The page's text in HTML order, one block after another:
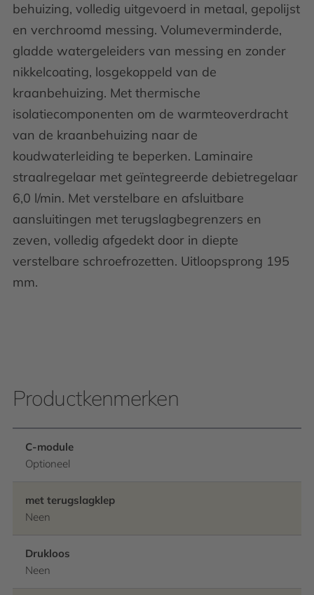
behuizing, volledig uitgevoerd in metaal, gepolijst
en verchroomd messing. Volumeverminderde,
gladde watergeleiders van messing en zonder
nikkelcoating, losgekoppeld van de
kraanbehuizing. Met thermische
isolatiecomponenten om de warmteoverdracht
van de kraanbehuizing naar de
koudwaterleiding te beperken. Laminaire
straalregelaar met geïntegreerde debietregelaar
6,0 l/min. Met verstelbare en afsluitbare
aansluitingen met terugslagbegrenzers en
zeven, volledig afgedekt door in diepte
verstelbare schroefrozetten. Uitloopsprong 195
mm.
Productkenmerken
C-module
Optioneel
met terugslagklep
Neen
Drukloos
Neen